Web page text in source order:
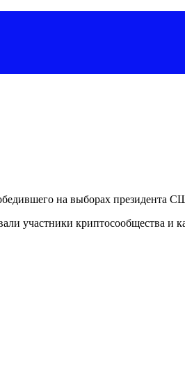
на выборах президента
участники криптосообщества и